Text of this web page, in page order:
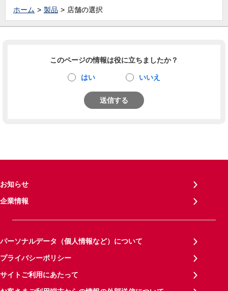
ホーム 製品 店舗の選択
このページの情報は役に立ちましたか？
はい いいえ
送信する
お知らせ
企業情報
パーソナルデータ（個人情報など）について
プライバシーポリシー
サイトご利用にあたって